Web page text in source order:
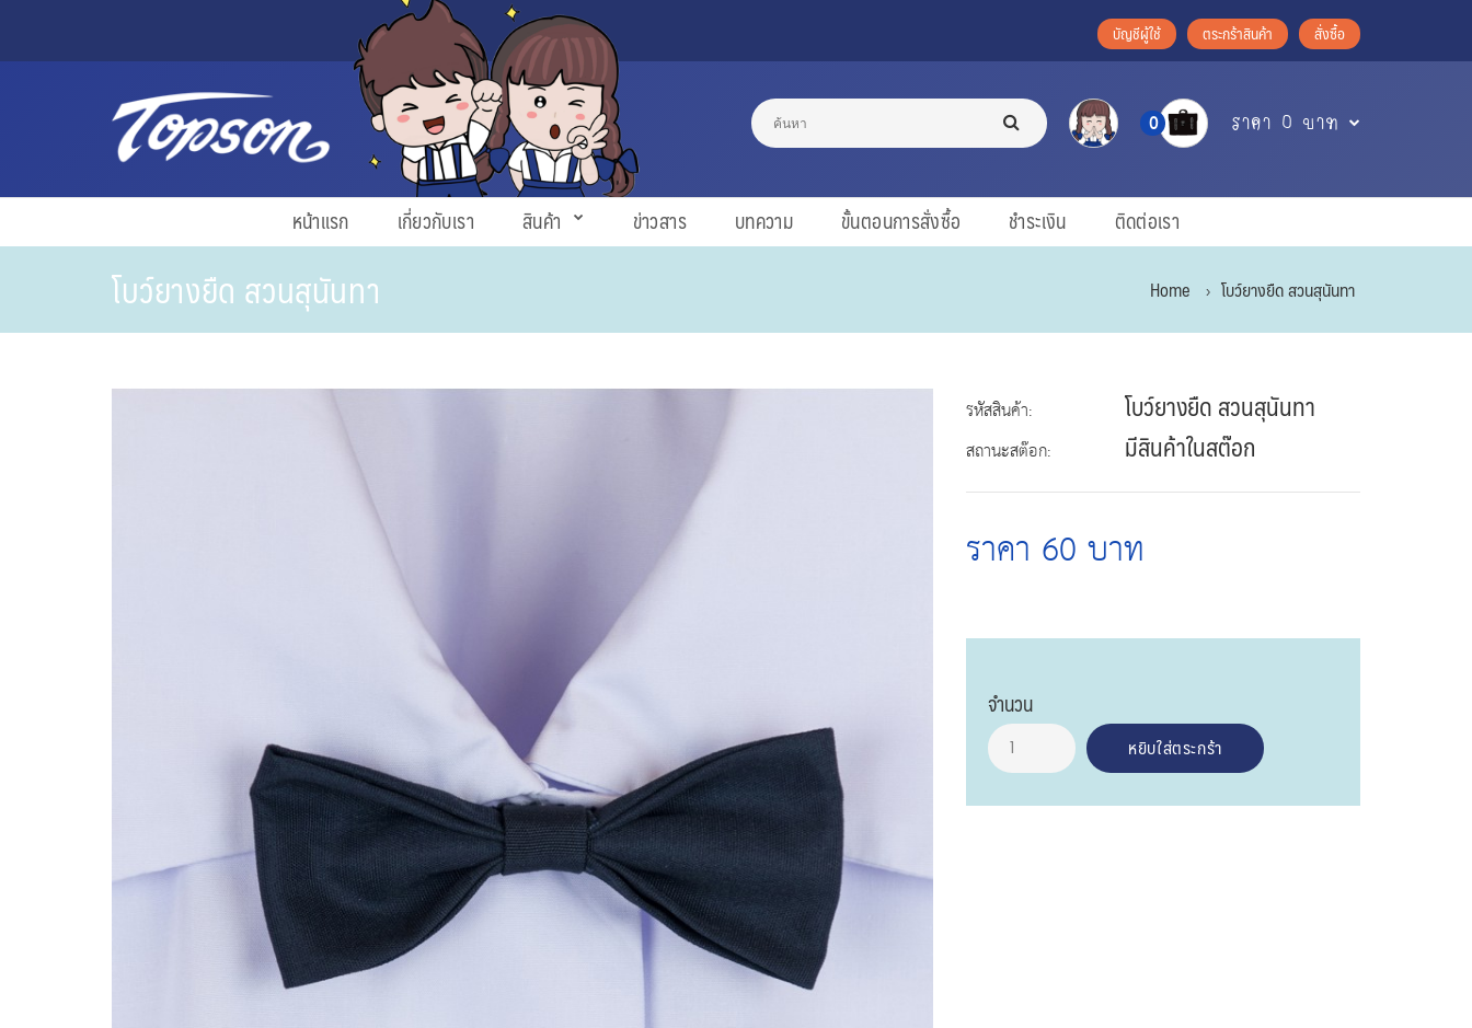
บัญชีผู้ใช้ ตระกร้าสินค้า สั่งซื้อ
0 ราคา 0 บาท
หน้าแรก เกี่ยวกับเรา สินค้า ข่าวสาร บทความ ขั้นตอนการสั่งซื้อ ชำระเงิน ติดต่อเรา
โบว์ยางยืด สวนสุนันทา Home โบว์ยางยืด สวนสุนันทา
รหัสสินค้า: โบว์ยางยืด สวนสุนันทา
สถานะสต๊อก: มีสินค้าในสต๊อก
ราคา 60 บาท
จำนวน